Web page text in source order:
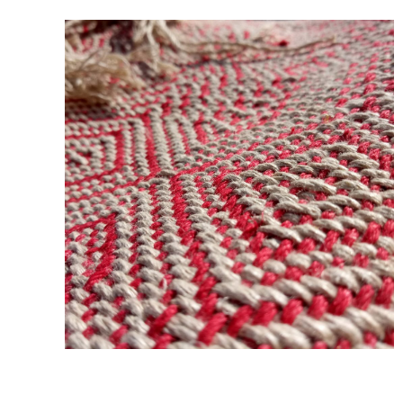
Dokuma Resimleri
Dokumalar 112 resimler